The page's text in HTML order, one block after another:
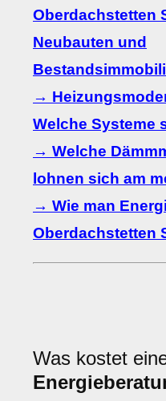
Oberdachstetten
Neubauten und
→
Welche Systeme
→ Welche
lohnen sich am
→ Wie man
Oberdachstetten
Was kostet